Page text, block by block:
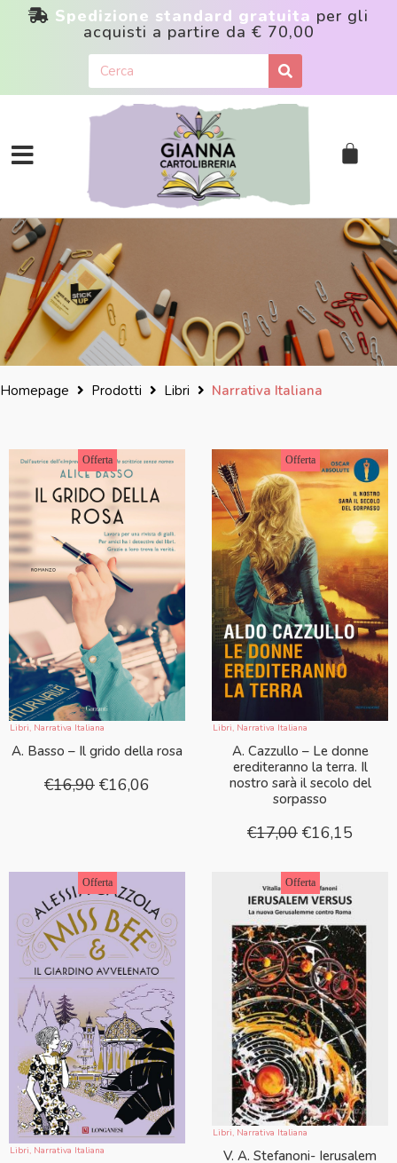
Spedizione standard gratuita per gli
acquisti a partire da € 70,00
Homepage Prodotti Libri Narrativa Italiana
Offerta
Libri, Narrativa Italiana
A. Basso – Il grido della rosa
€16,90 €16,06
Offerta
Libri, Narrativa Italiana
A. Cazzullo – Le donne
erediteranno la terra. Il
nostro sarà il secolo del
sorpasso
€17,00 €16,15
Offerta
Libri, Narrativa Italiana
Offerta
Libri, Narrativa Italiana
V. A. Stefanoni- Ierusalem